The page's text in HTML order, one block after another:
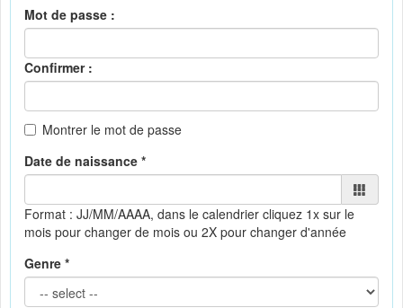
Mot de passe :
Confirmer :
Montrer le mot de passe
Date de naissance *
Format : JJ/MM/AAAA, dans le calendrier cliquez 1x sur le
mois pour changer de mois ou 2X pour changer d'année
Genre *